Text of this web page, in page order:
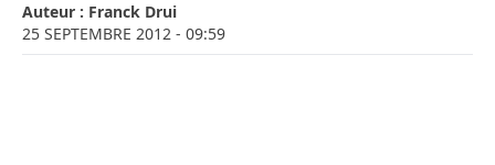
Auteur : Franck Drui
25 SEPTEMBRE 2012 - 09:59